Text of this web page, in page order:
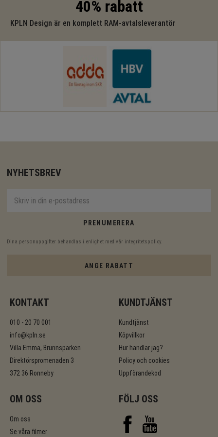
40% rabatt
KPLN Design är en komplett RAM-avtalsleverantör
NYHETSBREV
PRENUMERERA
Dina personuppgifter behandlas i enlighet med vår integritetspolicy
ANGE RABATT
KONTAKT
010 - 20 70 001
info@kpln.se
Villa Emma, Brunnsparken
Direktörspromenaden 3
372 36 Ronneby
KUNDTJÄNST
Kundtjänst
Köpvillkor
Hur handlar jag?
Policy och cookies
Uppförandekod
OM OSS
Om oss
Se våra filmer
FÖLJ OSS